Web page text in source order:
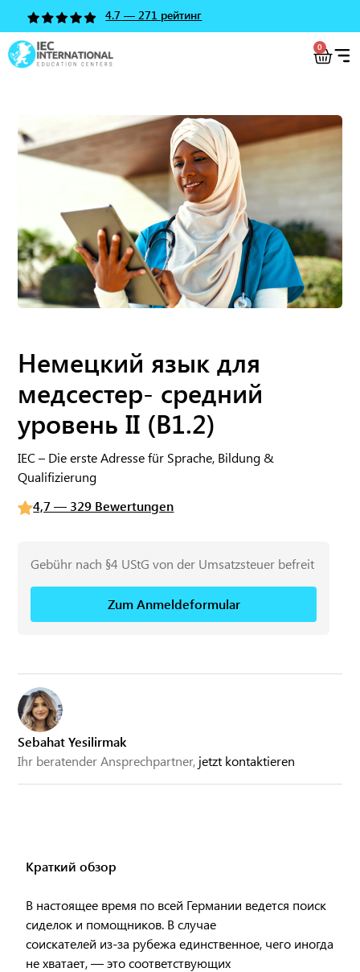
4.7 — 271 рейтинг
0
Sebahat Yesilirmak
Ihr beratender Ansprechpartner, jetzt kontaktieren
Краткий обзор
В настоящее время по всей Германии ведется поиск
сиделок и помощников. В случае
соискателей из-за рубежа единственное, чего иногда
не хватает, — это соответствующих
Немецкий язык для
медсестер- средний
уровень II (B1.2)
IEC – Die erste Adresse für Sprache, Bildung &
Qualifizierung
4,7 — 329 Bewertungen
Gebühr nach §4 UStG von der Umsatzsteuer befreit
Zum Anmeldeformular